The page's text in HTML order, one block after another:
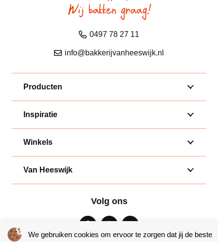
We gebruiken cookies om ervoor te zorgen dat jij de beste
0497 78 27 11
info@bakkerijvanheeswijk.nl
Producten
Inspiratie
Winkels
Van Heeswijk
Volg ons